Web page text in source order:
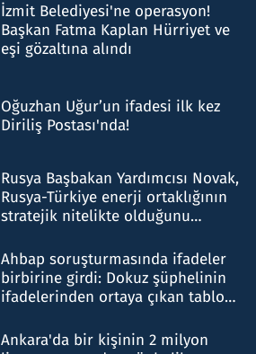
İzmit Belediyesi'ne operasyon!
Başkan Fatma Kaplan Hürriyet ve
eşi gözaltına alındı
Oğuzhan Uğur’un ifadesi ilk kez
Diriliş Postası'nda!
Rusya Başbakan Yardımcısı Novak,
Rusya-Türkiye enerji ortaklığının
stratejik nitelikte olduğunu
Ahbap soruşturmasında ifadeler
birbirine girdi: Dokuz şüphelinin
ifadelerinden ortaya çıkan tablo
Ankara'da bir kişinin 2 milyon